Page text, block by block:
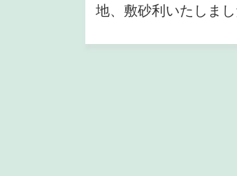
地、敷砂利いたしまし